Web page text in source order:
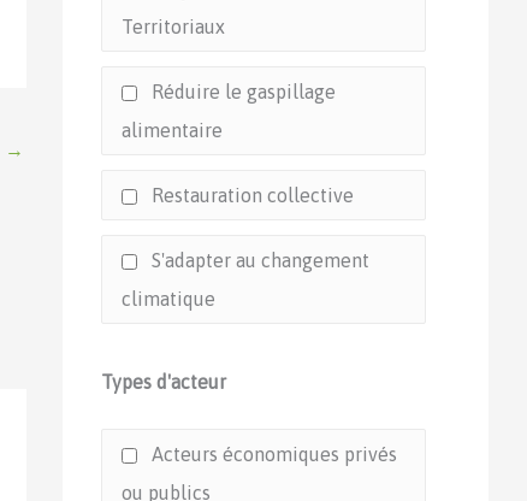
→
Territoriaux
Réduire le gaspillage
alimentaire
Restauration collective
S'adapter au changement
climatique
Types d'acteur
Acteurs économiques privés
ou publics